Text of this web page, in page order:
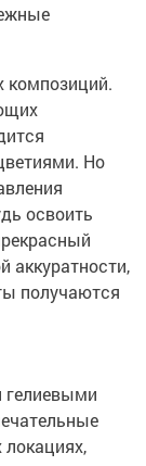
композиций.
Но
освоить
аккуратности,
получаются
гелиевыми